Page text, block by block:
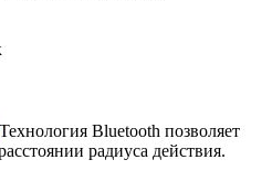
Технология Bluetooth позволяет
радиуса действия.